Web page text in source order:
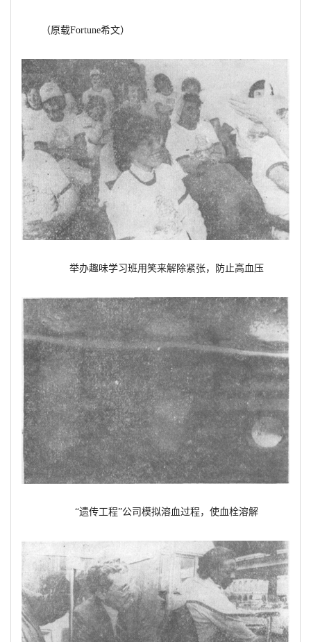
（原载Fortune希文）
举办趣味学习班用笑来解除紧张，防止高血压
“遗传工程”公司模拟溶血过程，使血栓溶解